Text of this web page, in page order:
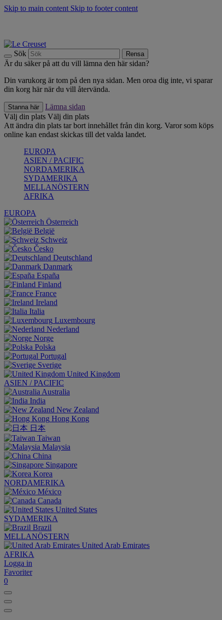
Skip to main content Skip to footer content
Sök Rensa
Är du säker på att du vill lämna den här sidan?
Din varukorg är tom på den nya sidan. Men oroa dig inte, vi sparar
din korg här när du vill återvända.
Stanna här
Lämna sidan
Välj din plats Välj din plats
Att ändra din plats tar bort innehållet från din korg. Varor som köps
online kan endast skickas till det valda landet.
EUROPA
ASIEN / PACIFIC
NORDAMERIKA
SYDAMERIKA
MELLANÖSTERN
AFRIKA
EUROPA
Österreich
België
Schweiz
Česko
Deutschland
Danmark
España
Finland
France
Ireland
Italia
Luxembourg
Nederland
Norge
Polska
Portugal
Sverige
United Kingdom
ASIEN / PACIFIC
Australia
India
New Zealand
Hong Kong
日本
Taiwan
Malaysia
China
Singapore
Korea
NORDAMERIKA
México
Canada
United States
SYDAMERIKA
Brazil
MELLANÖSTERN
United Arab Emirates
AFRIKA
Logga in
Favoriter
0